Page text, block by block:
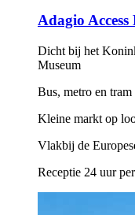
Adagio
Dicht bij het
Museum
Bus, metro en
Kleine markt op
Vlakbij de
Receptie 24 uur